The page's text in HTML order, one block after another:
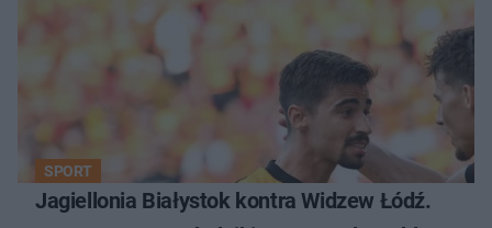
SPORT
Jagiellonia Białystok kontra Widzew Łódź.